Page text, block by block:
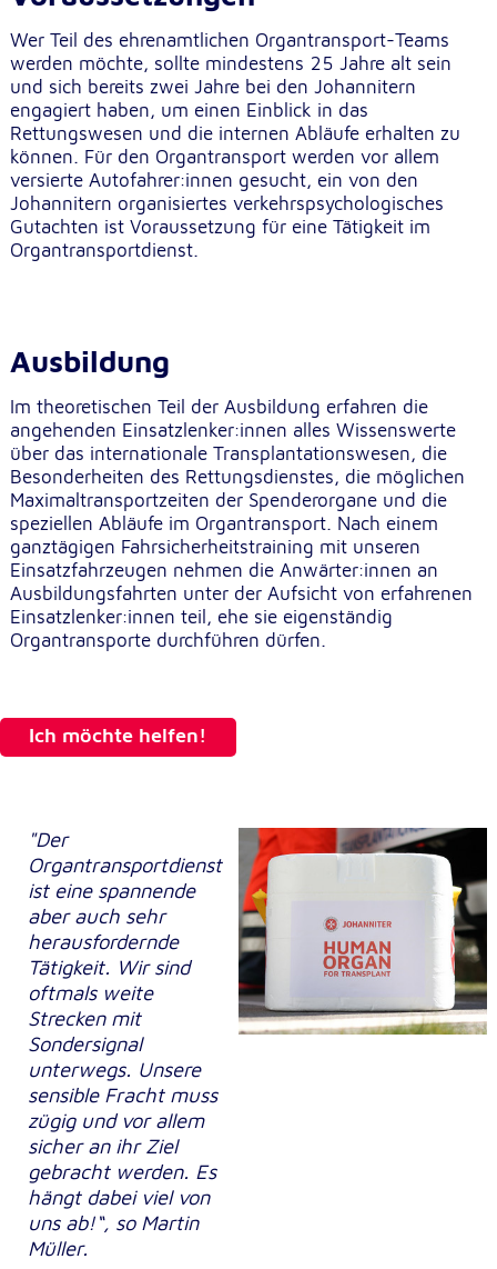
Wer Teil des ehrenamtlichen Organtransport-Teams
werden möchte, sollte mindestens 25 Jahre alt sein
und sich bereits zwei Jahre bei den Johannitern
engagiert haben, um einen Einblick in das
Rettungswesen und die internen Abläufe erhalten zu
können. Für den Organtransport werden vor allem
versierte Autofahrer:innen gesucht, ein von den
Johannitern organisiertes verkehrspsychologisches
Gutachten ist Voraussetzung für eine Tätigkeit im
Organtransportdienst.
Ausbildung
Im theoretischen Teil der Ausbildung erfahren die
angehenden Einsatzlenker:innen alles Wissenswerte
über das internationale Transplantationswesen, die
Besonderheiten des Rettungsdienstes, die möglichen
Maximaltransportzeiten der Spenderorgane und die
speziellen Abläufe im Organtransport. Nach einem
ganztägigen Fahrsicherheitstraining mit unseren
Einsatzfahrzeugen nehmen die Anwärter:innen an
Ausbildungsfahrten unter der Aufsicht von erfahrenen
Einsatzlenker:innen teil, ehe sie eigenständig
Organtransporte durchführen dürfen.
Ich möchte helfen!
"Der
Organtransportdienst
ist eine spannende
aber auch sehr
herausfordernde
Tätigkeit. Wir sind
oftmals weite
Strecken mit
Sondersignal
unterwegs. Unsere
sensible Fracht muss
zügig und vor allem
sicher an ihr Ziel
gebracht werden. Es
hängt dabei viel von
uns ab!“, so Martin
Müller.
Zweck:
Einbinden von interaktiven Google Karten
Cookie Laufzeit:
6 Monate